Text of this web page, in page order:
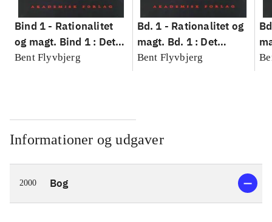
Bind 1 - Rationalitet
og magt. Bind 1 : Det
konkretes videnskab
Bent Flyvbjerg
Bd. 1 - Rationalitet og
magt. Bd. 1 : Det
konkretes videnskab
Bent Flyvbjerg
Informationer og udgaver
2000 Bog